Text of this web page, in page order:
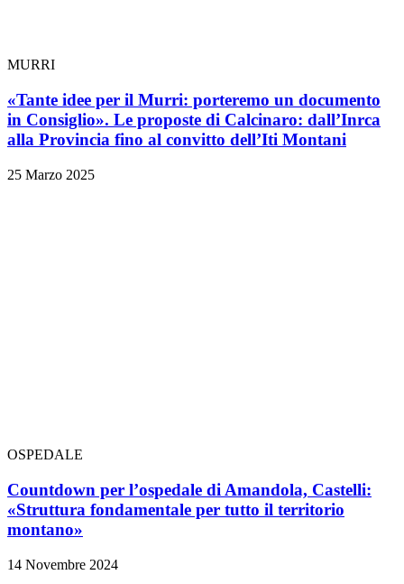
MURRI
«Tante idee per il Murri: porteremo un documento
in Consiglio». Le proposte di Calcinaro: dall’Inrca
alla Provincia fino al convitto dell’Iti Montani
25 Marzo 2025
OSPEDALE
Countdown per l’ospedale di Amandola, Castelli:
«Struttura fondamentale per tutto il territorio
montano»
14 Novembre 2024